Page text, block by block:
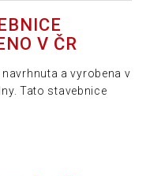
V ČR
navrhnuta a vyrobena v
Tato stavebnice